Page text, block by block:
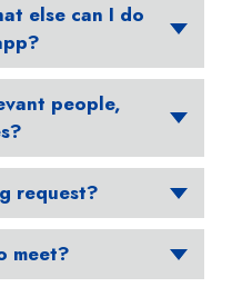
else can I do
people,
request?
meet?